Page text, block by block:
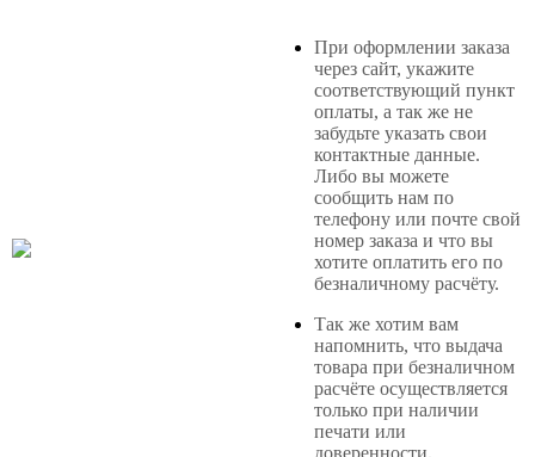
При оформлении заказа
через сайт, укажите
соответствующий пункт
оплаты, а так же не
забудьте указать свои
контактные данные.
Либо вы можете
сообщить нам по
телефону или почте свой
номер заказа и что вы
хотите оплатить его по
безналичному расчёту.
Так же хотим вам
напомнить, что выдача
товара при безналичном
расчёте осуществляется
только при наличии
печати или
доверенности.